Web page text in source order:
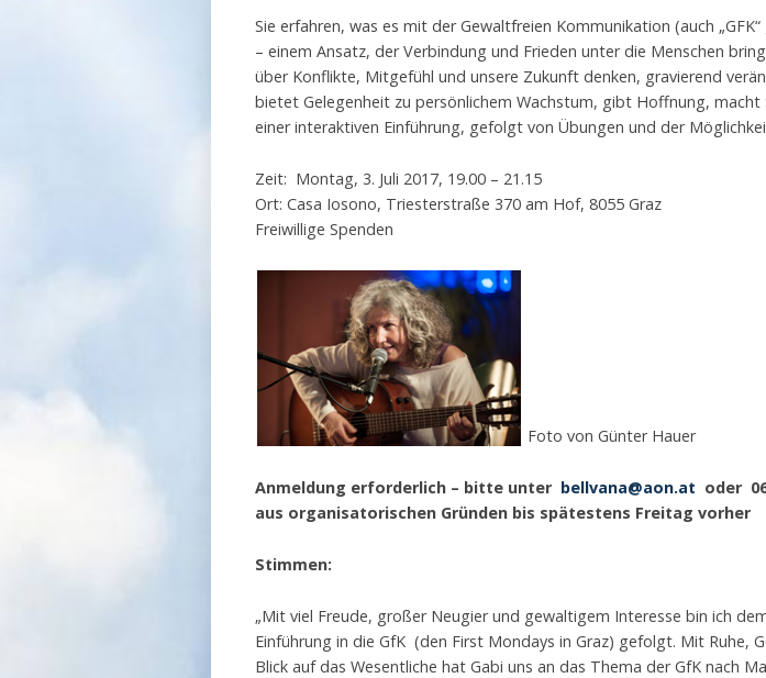
Sie erfahren, was es mit der Gewaltfreien Kommunikation (auch
– einem Ansatz, der Verbindung und Frieden unter die Menschen
über Konflikte, Mitgefühl und unsere Zukunft denken, gravierend
bietet Gelegenheit zu persönlichem Wachstum, gibt Hoffnung,
einer interaktiven Einführung, gefolgt von Übungen und der
Zeit: Montag, 3. Juli 2017, 19.00 – 21.15
Ort: Casa Iosono, Triesterstraße 370 am Hof, 8055 Graz
Freiwillige Spenden
Foto von Günter Hauer
Anmeldung erforderlich – bitte unter bellvana@aon.at oder
aus organisatorischen Gründen bis spätestens Freitag vorher
Stimmen:
„Mit viel Freude, großer Neugier und gewaltigem Interesse bin ich
Einführung in die GfK (den First Mondays in Graz) gefolgt. Mit Ruhe,
Blick auf das Wesentliche hat Gabi uns an das Thema der GfK nach